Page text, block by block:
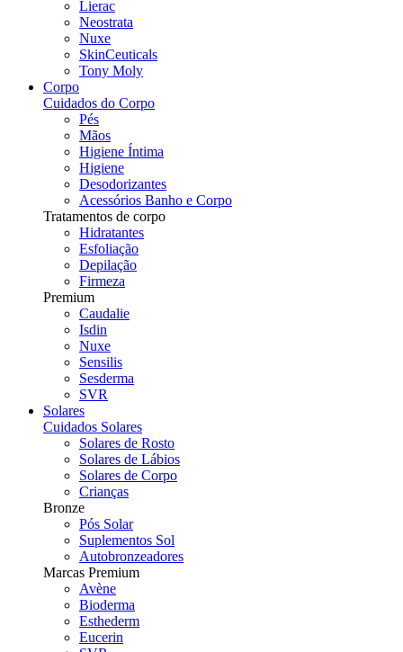
Lierac
Neostrata
Nuxe
SkinCeuticals
Tony Moly
Corpo
Cuidados do Corpo
Pés
Mãos
Higiene Íntima
Higiene
Desodorizantes
Acessórios Banho e Corpo
Tratamentos de corpo
Hidratantes
Esfoliação
Depilação
Firmeza
Premium
Caudalie
Isdin
Nuxe
Sensilis
Sesderma
SVR
Solares
Cuidados Solares
Solares de Rosto
Solares de Lábios
Solares de Corpo
Crianças
Bronze
Pós Solar
Suplementos Sol
Autobronzeadores
Marcas Premium
Avène
Bioderma
Esthederm
Eucerin